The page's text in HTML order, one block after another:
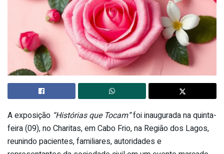
A exposição “Histórias que Tocam”foi inaugurada na quinta-
feira (09), no Charitas, em Cabo Frio, na Região dos Lagos,
reunindo pacientes, familiares, autoridades e